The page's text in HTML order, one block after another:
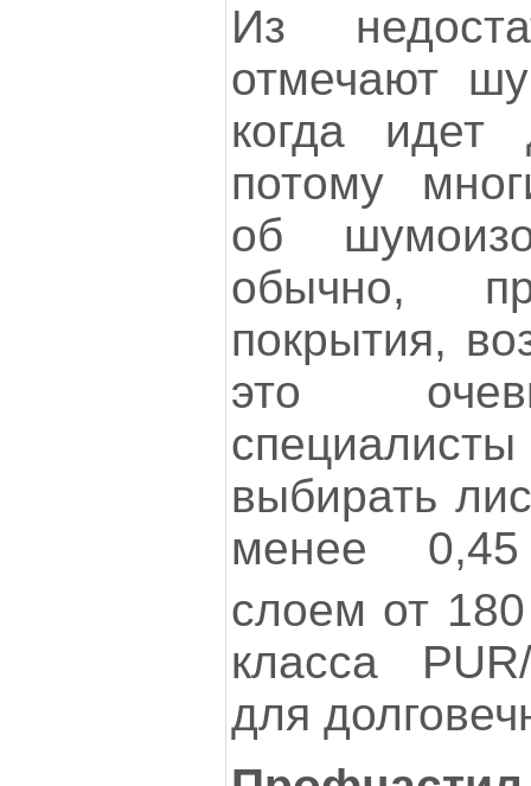
Из
отмечают
когда
потому
об
обычно,
покрытия,
это
выбирать
менее
слоем от
класса
для